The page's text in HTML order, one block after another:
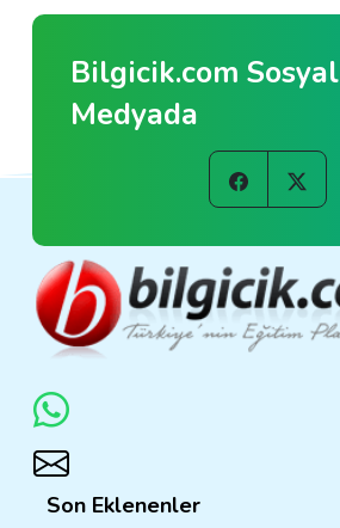
Bilgicik.com Sosyal
Medyada
Son Eklenenler